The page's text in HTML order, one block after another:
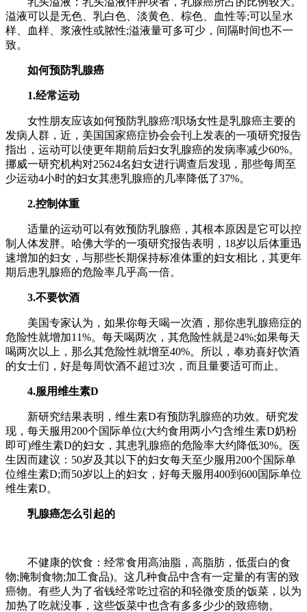
溢液可以是无色、乳白色、淡黄色、棕色、血性等;可以呈水
样、血样、浆液性或脓性;溢液量可多可少，间隔时间也不一
致。
如何预防乳腺癌
1.经常运动
女性朋友应该如何预防乳腺癌?职场女性是乳腺癌主要的
发病人群，近，美国国家癌症协会会刊上发表的一项研究报告
指出，运动可以使更年期前后妇女乳腺癌的发病率减少60%。
挪威一研究机构对25624名妇女进行调查后发现，那些每周至
少运动4小时的妇女其患乳腺癌的几率降低了37%。
2.控制体重
适量的运动可以有效预防乳腺癌，其根本原因是它可以控
制人体发胖。哈佛大学的一项研究报告表明，18岁以后体重迅
速增加的妇女，与那些长期保持标准体重的妇女相比，其更年
期后患乳腺癌的危险率几乎高一倍。
3.不要饮酒
美国专家认为，如果你每天喝一次酒，那你患乳腺癌症的
危险性就增加11%。每天喝两次，其危险性就是24%;如果每天
喝两次以上，那么其危险性就增至40%。所以，奉劝喜好饮酒
的女士们，好是每周饮酒不超过3次，而且量要适可而止。
4.服用维生素D
新研究结果表明，维生素D有预防乳腺癌的功效。研究发
现，每天服用200个国际单位(大约食用两小勺含维生素D奶粉
即可)维生素D的妇女，其患乳腺癌的危险率大约降低30%。医
生因而建议：50岁及其以下的妇女每天至少服用200个国际单
位维生素D;而50岁以上的妇女，好每天服用400到600国际单位
维生素D。
乳腺癌怎么引起的
不健康的饮食：经常食用高油脂，高脂肪，低蛋白的食
物;腌制食物;加工食品)。这几种食品中含有一定量的有害的致
癌物。有些人为了省钱经常吃过宿的和轻微变质的饭菜，以为
加热了吃就没事，这些饭菜中也含有多多少少的致癌物。